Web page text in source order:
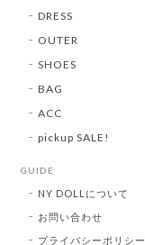
DRESS
OUTER
SHOES
BAG
ACC
pickup SALE!
GUIDE
NY DOLLについて
お問い合わせ
プライバシーポリシー